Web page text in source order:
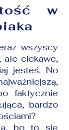
w
wszyscy
ale ciekawe,
jesteś. No
faktycznie
bardzo
bo to się